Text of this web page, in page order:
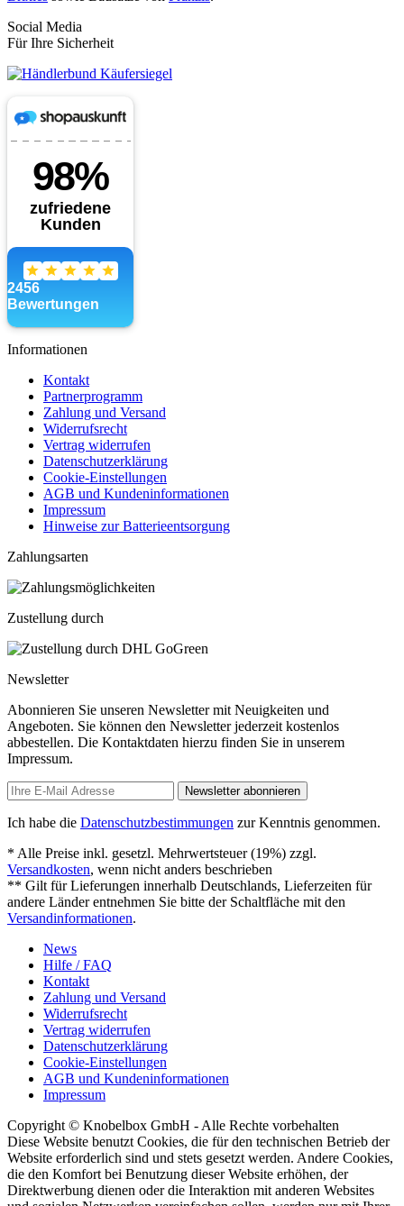
Social Media
Für Ihre Sicherheit
Informationen
Kontakt
Partnerprogramm
Zahlung und Versand
Widerrufsrecht
Vertrag widerrufen
Datenschutzerklärung
Cookie-Einstellungen
AGB und Kundeninformationen
Impressum
Hinweise zur Batterieentsorgung
Zahlungsarten
Zustellung durch
Newsletter
Abonnieren Sie unseren Newsletter mit Neuigkeiten und
Angeboten. Sie können den Newsletter jederzeit kostenlos
abbestellen. Die Kontaktdaten hierzu finden Sie in unserem
Impressum.
Newsletter abonnieren
Ich habe die Datenschutzbestimmungen zur Kenntnis genommen.
* Alle Preise inkl. gesetzl. Mehrwertsteuer (19%) zzgl.
Versandkosten, wenn nicht anders beschrieben
** Gilt für Lieferungen innerhalb Deutschlands, Lieferzeiten für
andere Länder entnehmen Sie bitte der Schaltfläche mit den
Versandinformationen.
News
Hilfe / FAQ
Kontakt
Zahlung und Versand
Widerrufsrecht
Vertrag widerrufen
Datenschutzerklärung
Cookie-Einstellungen
AGB und Kundeninformationen
Impressum
Copyright © Knobelbox GmbH - Alle Rechte vorbehalten
Diese Website benutzt Cookies, die für den technischen Betrieb der
Website erforderlich sind und stets gesetzt werden. Andere Cookies,
die den Komfort bei Benutzung dieser Website erhöhen, der
Direktwerbung dienen oder die Interaktion mit anderen Websites